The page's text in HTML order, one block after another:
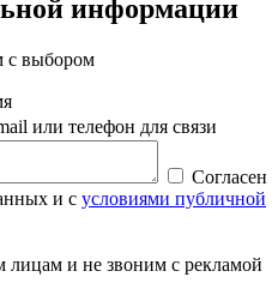
информации
с выбором
или телефон для связи
Согласен
и с условиями публичной
лицам и не звоним с рекламой